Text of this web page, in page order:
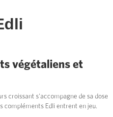
végétaliens et
croissant s'accompagne de sa dose
compléments Edli entrent en jeu.